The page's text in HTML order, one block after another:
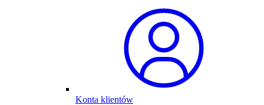
Konta klientów